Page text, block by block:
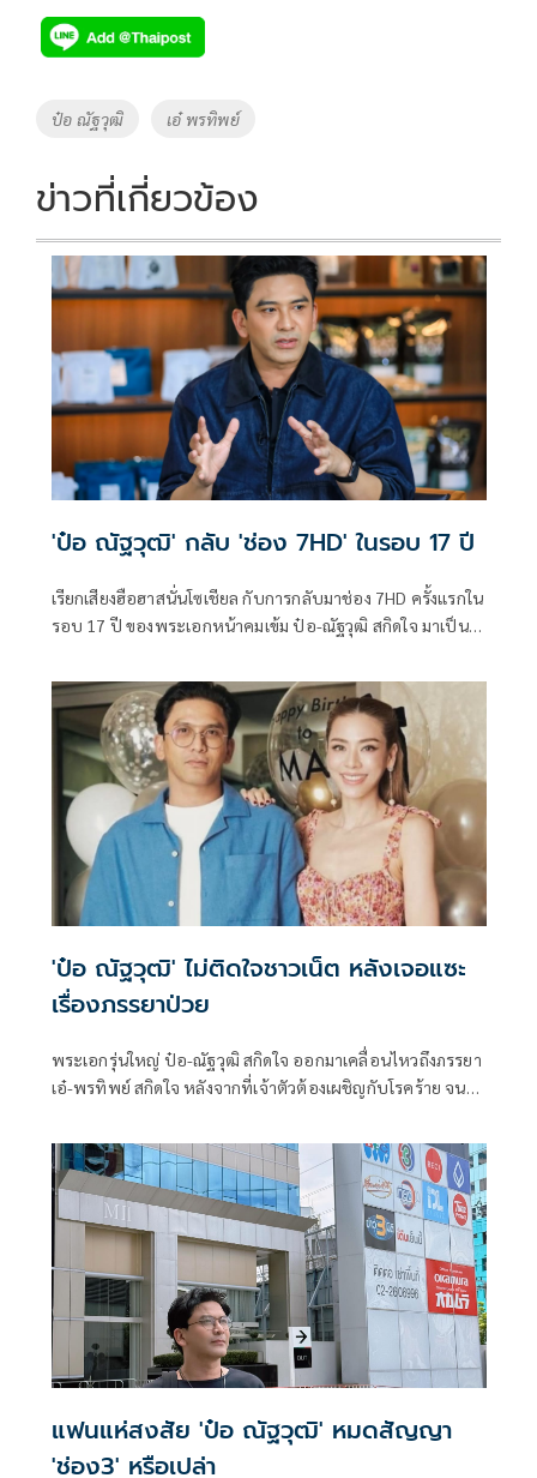
e
b
o
k
tt
er
p
y
Li
k
Tags
ป๋อ ณัฐวุฒิ เอ๋ พรทิพย์
ข่าวที่เกี่ยวข้อง
'ป๋อ ณัฐวุฒิ' กลับ 'ช่อง 7HD' ในรอบ 17 ปี
เรียกเสียงฮือฮาสนั่นโซเชียล กับการกลับมาช่อง 7HD ครั้งแรกใน
รอบ 17 ปี ของพระเอกหน้าคมเข้ม ป๋อ-ณัฐวุฒิ สกิดใจ มาเป็น
ร่วมพูดคุยแบบเอ็กซ์คลูซีฟ และเป็นกันเอง
'ป๋อ ณัฐวุฒิ' ไม่ติดใจชาวเน็ต หลังเจอแซะ
เรื่องภรรยาป่วย
พระเอกรุ่นใหญ่ ป๋อ-ณัฐวุฒิ สกิดใจ ออกมาเคลื่อนไหวถึงภรรยา
เอ๋-พรทิพย์ สกิดใจ หลังจากที่เจ้าตัวต้องเผชิญกับโรคร้าย จน
แข็งขึ้นมาก ส่วนพวกโซเซียลที่เข้าด่าท้อสาปแช่ง ทั้งตัวเองและ
ภรรยาไม่ติดใจ ขอเดินหน้าต่อ
แฟนแห่สงสัย 'ป๋อ ณัฐวุฒิ' หมดสัญญา
'ช่อง3' หรือเปล่า